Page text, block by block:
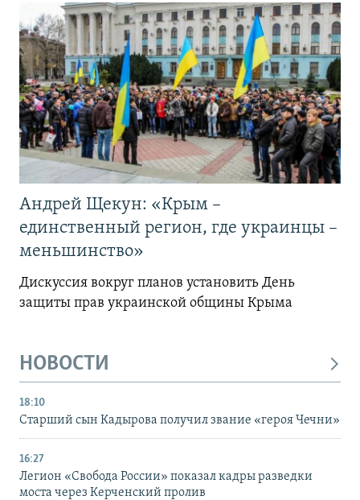
Андрей Щекун: «Крым –
единственный регион, где украинцы –
меньшинство»
Дискуссия вокруг планов установить День
защиты прав украинской общины Крыма
НОВОСТИ
18:10
Старший сын Кадырова получил звание «героя Чечни»
16:27
Легион «Свобода России» показал кадры разведки
моста через Керченский пролив